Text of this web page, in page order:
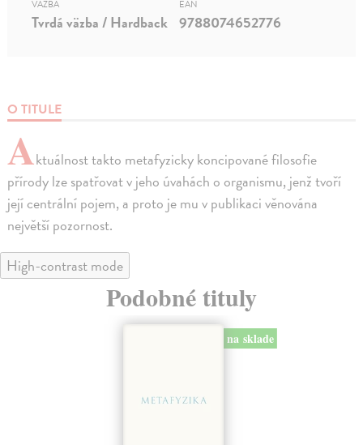
O TITULE
Aktuálnost takto metafyzicky koncipované filosofie
přírody lze spatřovat v jeho úvahách o organismu, jenž tvoří
její centrální pojem, a proto je mu v publikaci věnována
největší pozornost.
VÄZBA
Tvrdá väzba / Hardback
EAN
9788074652776
High-contrast mode
Podobné tituly
na sklade